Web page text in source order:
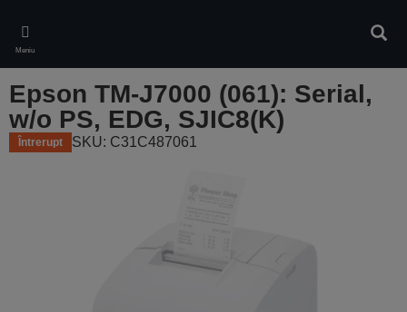
main
content
Meniu
Epson TM-J7000 (061): Serial,
w/o PS, EDG, SJIC8(K)
Întrerupt SKU: C31C487061